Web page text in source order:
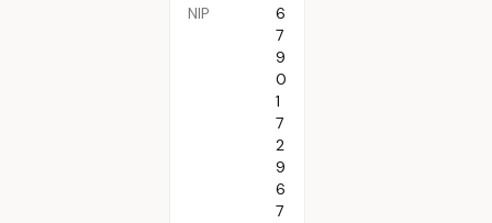
NIP
6
7
9
0
1
7
2
9
6
7